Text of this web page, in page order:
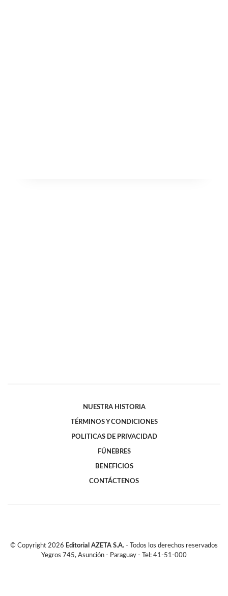
NUESTRA HISTORIA
TÉRMINOS Y CONDICIONES
POLITICAS DE PRIVACIDAD
FÚNEBRES
BENEFICIOS
CONTÁCTENOS
© Copyright 2026 Editorial AZETA S.A. - Todos los derechos reservados
Yegros 745, Asunción - Paraguay - Tel: 41-51-000